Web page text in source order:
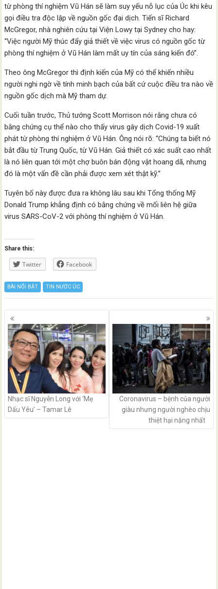
từ phòng thí nghiệm Vũ Hán sẽ làm suy yếu nỗ lục của Úc khi kêu
gọi điều tra độc lập về nguồn gốc đại dịch. Tiến sĩ Richard
McGregor, nhà nghiên cứu tại Viện Lowy tại Sydney cho hay:
“Việc người Mỹ thúc đẩy giả thiết về việc virus có nguồn gốc từ
phòng thí nghiệm ở Vũ Hán làm mất uy tín của sáng kiến đó”.
Theo ông McGregor thì định kiến của Mỹ có thể khiến nhiều
người nghi ngờ về tính minh bạch của bất cứ cuộc điều tra nào về
nguồn gốc dịch mà Mỹ tham dự.
Cuối tuần trước, Thủ tướng Scott Morrison nói rằng chưa có
bằng chứng cụ thể nào cho thấy virus gây dịch Covid-19 xuất
phát từ phòng thí nghiệm ở Vũ Hán. Ông nói rõ: “Chúng ta biết nó
bắt đầu từ Trung Quốc, từ Vũ Hán. Giả thiết có xác suất cao nhất
là nó liên quan tới một chợ buôn bán động vật hoang dã, nhưng
đó là một vấn đề cần phải được xem xét thật kỹ.”
Tuyên bố này được đưa ra không lâu sau khi Tổng thống Mỹ
Donald Trump khẳng định có bằng chứng về mối liên hệ giữa
virus SARS-CoV-2 với phòng thí nghiệm ở Vũ Hán.
Share this:
Twitter Facebook
BÀI NỔI BẬT TIN NƯỚC ÚC
Posts
navigation
Nhạc sĩ Nguyễn Long với ‘Mẹ
Dấu Yêu’ – Tamar Lê
Coronavirus – bệnh của người
giàu nhưng người nghèo chịu
thiệt hại nặng nhất